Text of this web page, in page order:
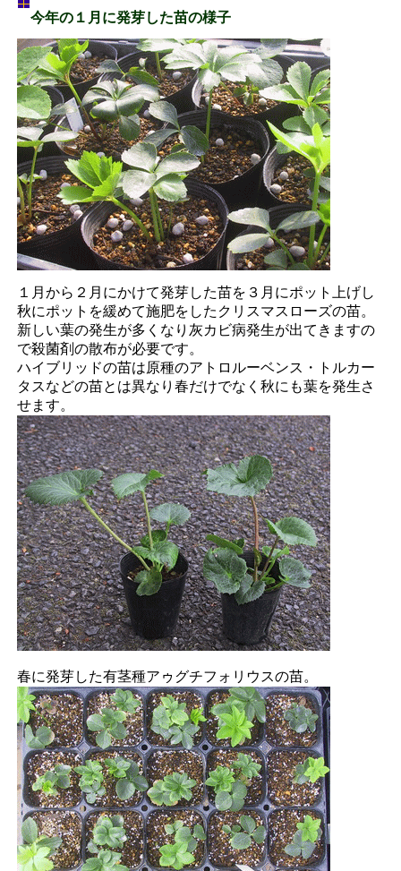
今年の１月に発芽した苗の様子
１月から２月にかけて発芽した苗を３月にポット上げし
秋にポットを緩めて施肥をしたクリスマスローズの苗。
新しい葉の発生が多くなり灰カビ病発生が出てきますの
で殺菌剤の散布が必要です。
ハイブリッドの苗は原種のアトロルーベンス・トルカー
タスなどの苗とは異なり春だけでなく秋にも葉を発生さ
せます。
春に発芽した有茎種アゥグチフォリウスの苗。